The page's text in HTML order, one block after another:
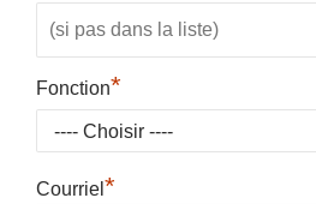
Fonction*
Courriel *